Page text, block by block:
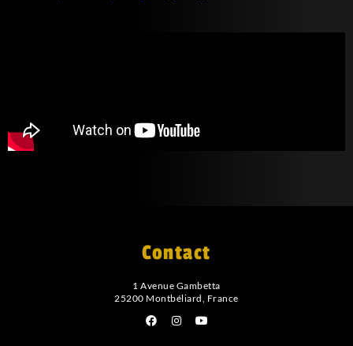
Contact
1 Avenue Gambetta
25200 Montbéliard, France